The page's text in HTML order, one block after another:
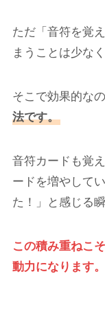
ただ「音符を覚
まうことは少な
そこで効果的なの
法です。
音符カードも覚
ードを増やして
た！」と感じる
この積み重ねこ
動力になります。